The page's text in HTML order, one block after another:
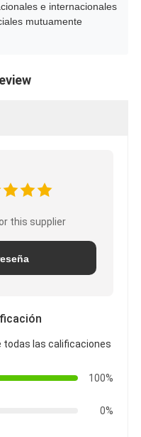
e internacionales
mutuamente
this supplier
todas las calificaciones
100%
0%